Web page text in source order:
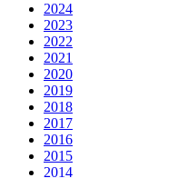
2024
2023
2022
2021
2020
2019
2018
2017
2016
2015
2014